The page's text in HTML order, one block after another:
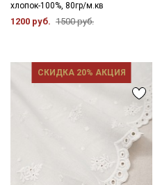
хлопок-100%, 80гр/м.кв
1200 руб. 1500 руб.
СКИДКА 20% АКЦИЯ